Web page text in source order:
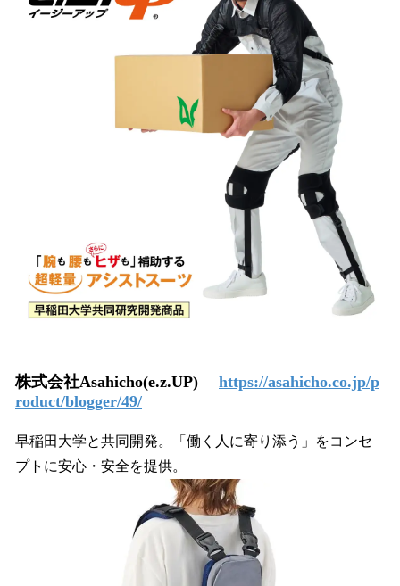
株式会社Asahicho(e.z.UP) https://asahicho.co.jp/p
roduct/blogger/49/
早稲田大学と共同開発。「働く人に寄り添う」をコンセ
プトに安心・安全を提供。